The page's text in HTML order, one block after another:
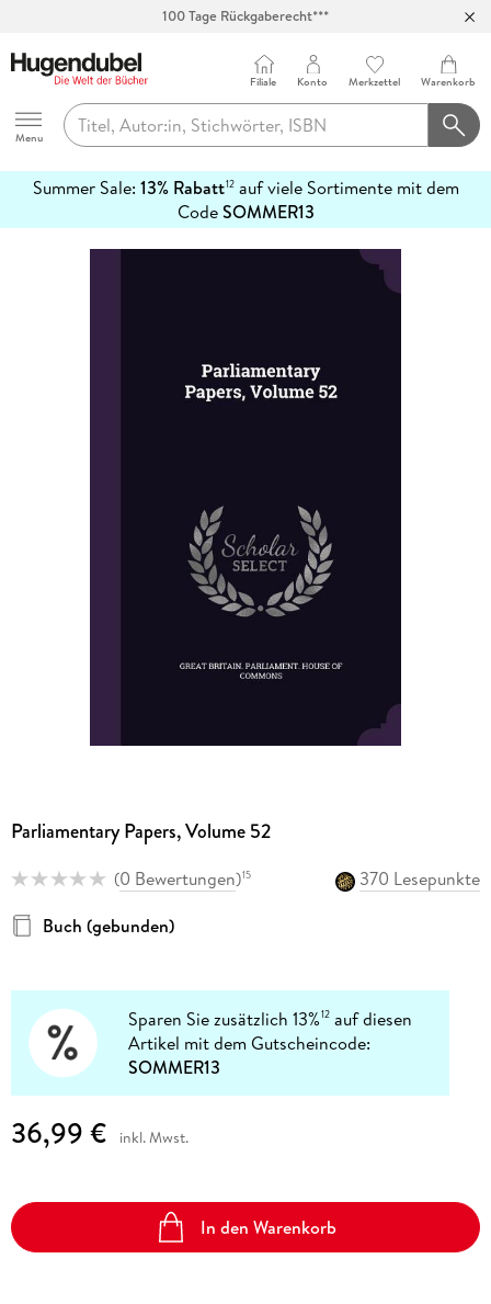
100 Tage Rückgaberecht***
Hugendubel
Menu
Filiale Konto Merkzettel Warenkorb
Summer Sale: 13% Rabatt12auf viele Sortimente mit dem
CodeSOMMER13
erfahren
Parliamentary Papers, Volume 52
(0 Bewertungen)15
370 Lesepunkte
Buch (gebunden)
Sparen Sie zusätzlich 13%12 auf diesen
Artikel mit dem Gutscheincode:
SOMMER13
36,99 € inkl. Mwst.
In den Warenkorb